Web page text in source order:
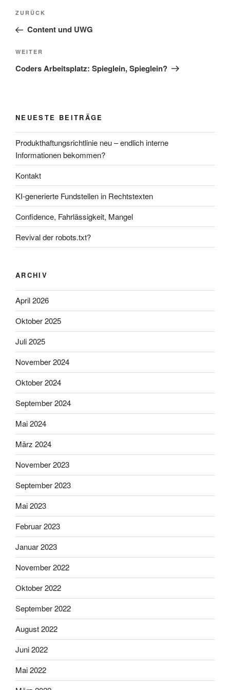
Beitragsnavigation
Vorheriger
Beitrag
ZURÜCK
Content und UWG
Nächster
Beitrag
WEITER
Coders Arbeitsplatz: Spieglein, Spieglein?
NEUESTE BEITRÄGE
Produkthaftungsrichtlinie neu – endlich interne
Informationen bekommen?
Kontakt
KI-generierte Fundstellen in Rechtstexten
Confidence, Fahrlässigkeit, Mangel
Revival der robots.txt?
ARCHIV
April 2026
Oktober 2025
Juli 2025
November 2024
Oktober 2024
September 2024
Mai 2024
März 2024
November 2023
September 2023
Mai 2023
Februar 2023
Januar 2023
November 2022
Oktober 2022
September 2022
August 2022
Juni 2022
Mai 2022